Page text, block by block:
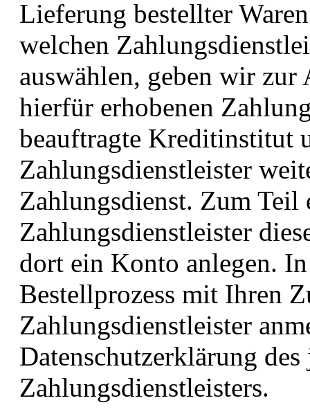
Lieferung bestellter
welchen
auswählen, geben wir
hierfür erhobenen
beauftragte Kreditinstitut
Zahlungsdienstleister
Zahlungsdienst. Zum Teil
Zahlungsdienstleister
dort ein Konto anlegen.
Bestellprozess mit Ihren
Zahlungsdienstleister
Datenschutzerklärung
Zahlungsdienstleisters.